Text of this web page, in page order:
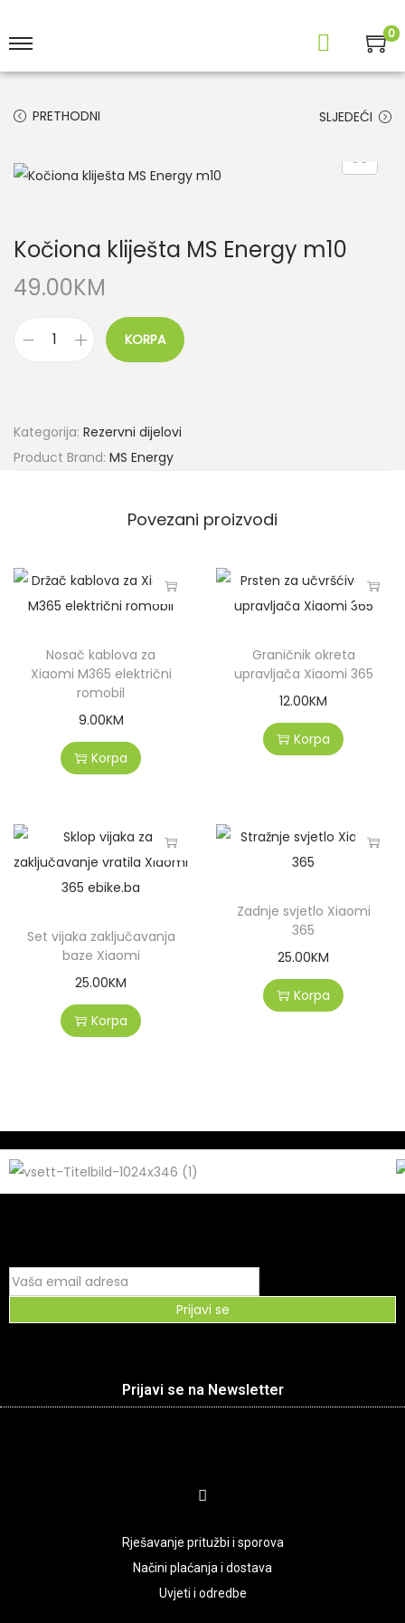
0
PRETHODNI SLJEDEĆI
Kočiona kliješta MS Energy m10
49.00KM
KORPA
Kategorija: Rezervni dijelovi
Product Brand: MS Energy
Povezani proizvodi
Nosač kablova za
Xiaomi M365 električni
romobil
9.00KM
Korpa
Graničnik okreta
upravljača Xiaomi 365
12.00KM
Korpa
Set vijaka zaključavanja
baze Xiaomi
25.00KM
Korpa
Zadnje svjetlo Xiaomi
365
25.00KM
Korpa
Prijavi se
Prijavi se na Newsletter
Rješavanje pritužbi i sporova
Načini plaćanja i dostava
Uvjeti i odredbe